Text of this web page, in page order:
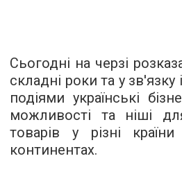
Сьогодні на черзі
складні роки та у
подіями українські
можливості та ніші
товарів у різні
континентах.